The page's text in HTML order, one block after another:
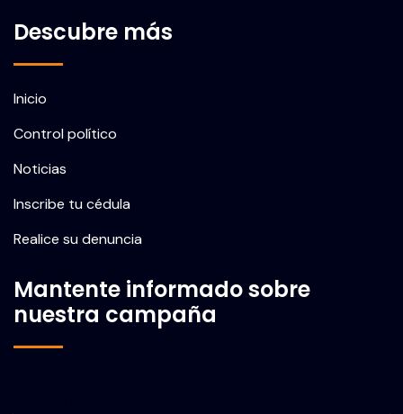
Descubre más
Inicio
Control político
Noticias
Inscribe tu cédula
Realice su denuncia
Mantente informado sobre
nuestra campaña